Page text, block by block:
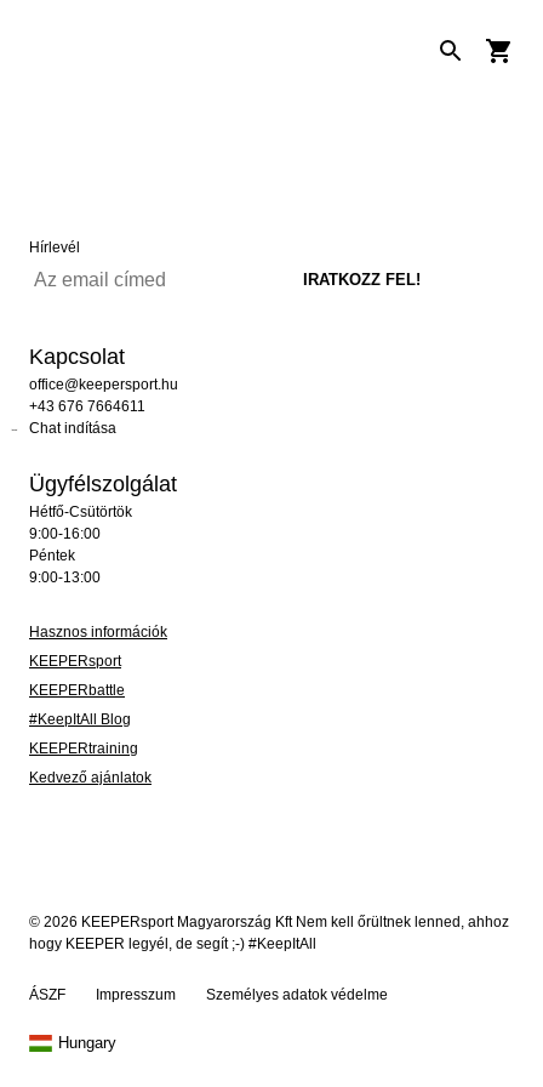
Hírlevél
Kapcsolat
office@keepersport.hu
+43 676 7664611
Chat indítása
Ügyfélszolgálat
Hétfő-Csütörtök
9:00-16:00
Péntek
9:00-13:00
Hasznos információk
KEEPERsport
KEEPERbattle
#KeepItAll Blog
KEEPERtraining
Kedvező ajánlatok
© 2026 KEEPERsport Magyarország Kft Nem kell őrültnek lenned, ahhoz
hogy KEEPER legyél, de segít ;-) #KeepItAll
ÁSZF Impresszum Személyes adatok védelme
Hungary